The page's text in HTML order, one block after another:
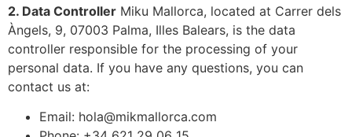
2. Data Controller Miku Mallorca, located at Carrer dels
Àngels, 9, 07003 Palma, Illes Balears, is the data
controller responsible for the processing of your
personal data. If you have any questions, you can
contact us at:
Email: hola@mikmallorca.com